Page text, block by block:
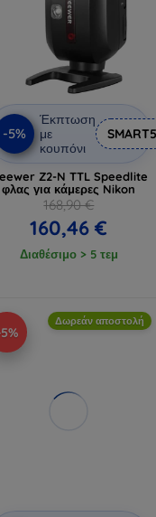
-5%
Έκπτωση
με
κουπόνι
SMART5
Z2-N TTL Speedlite
φλας για κάμερες Nikon
168,90 €
160,46 €
Διαθέσιμο > 5 τεμ
Δωρεάν αποστολή